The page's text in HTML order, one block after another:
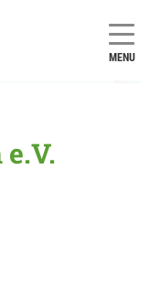
MENU